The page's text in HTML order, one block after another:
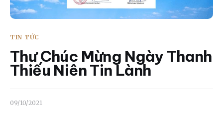
Liên hệ
Dâng hiến
TIN TỨC
Thư Chúc Mừng Ngày Thanh
Thiếu Niên Tin Lành
09/10/2021